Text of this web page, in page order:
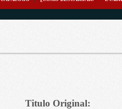
Titulo Original: